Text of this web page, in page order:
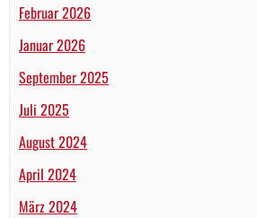
Februar 2026
Januar 2026
September 2025
Juli 2025
August 2024
April 2024
März 2024